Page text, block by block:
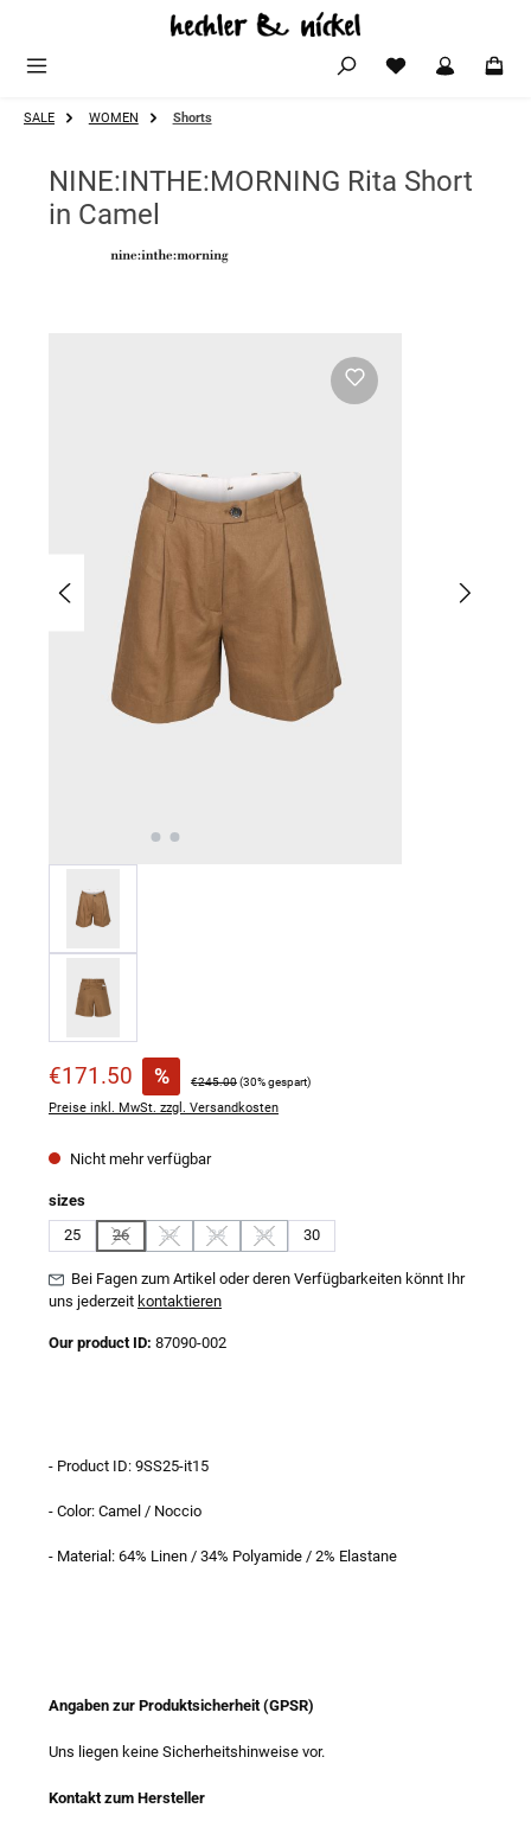
Zum Hauptinhalt springen
SALE WOMEN Shorts
NINE:INTHE:MORNING Rita Short
in Camel
Verkaufspreis:
€171.50 % Regulärer Preis:
€245.00(30% gespart)
Preise inkl. MwSt. zzgl. Versandkosten
Nicht mehr verfügbar
sizesauswählen
25
26
(Diese Option ist zurzeit nicht verfügbar.)
27
(Diese Option ist zurzeit nicht verfügbar.)
28
(Diese Option ist zurzeit nicht verfügbar.)
29
(Diese Option ist zurzeit nicht verfügbar.)
30
Bei Fagen zum Artikel oder deren Verfügbarkeiten könnt Ihr
uns jederzeit kontaktieren
Our product ID: 87090-002
- Product ID: 9SS25-it15
- Color: Camel / Noccio
- Material: 64% Linen / 34% Polyamide / 2% Elastane
Angaben zur Produktsicherheit (GPSR)
Uns liegen keine Sicherheitshinweise vor.
Kontakt zum Hersteller